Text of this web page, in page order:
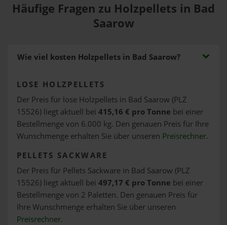
Häufige Fragen zu Holzpellets in Bad
Saarow
Wie viel kosten Holzpellets in Bad Saarow?
LOSE HOLZPELLETS
Der Preis für lose Holzpellets in Bad Saarow (PLZ
15526) liegt aktuell bei 415,16 € pro Tonne bei einer
Bestellmenge von 6.000 kg. Den genauen Preis für Ihre
Wunschmenge erhalten Sie über unseren Preisrechner.
PELLETS SACKWARE
Der Preis für Pellets Sackware in Bad Saarow (PLZ
15526) liegt aktuell bei 497,17 € pro Tonne bei einer
Bestellmenge von 2 Paletten. Den genauen Preis für
Ihre Wunschmenge erhalten Sie über unseren
Preisrechner.